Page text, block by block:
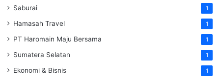
Saburai 1
Hamasah Travel 1
PT Haromain Maju Bersama 1
Sumatera Selatan 1
Ekonomi & Bisnis 1